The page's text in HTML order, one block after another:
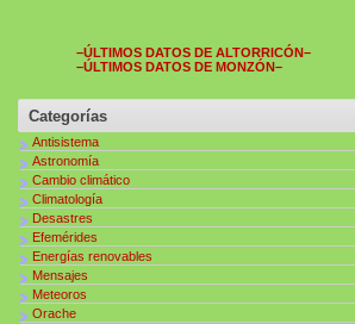
–ÚLTIMOS DATOS DE ALTORRICÓN–
–ÚLTIMOS DATOS DE MONZÓN–
Categorías
Antisistema
Astronomía
Cambio climático
Climatología
Desastres
Efemérides
Energías renovables
Mensajes
Meteoros
Orache